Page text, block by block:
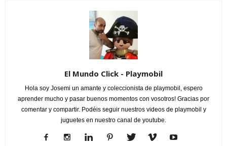
El Mundo Click - Playmobil
Hola soy Josemi un amante y coleccionista de playmobil, espero
aprender mucho y pasar buenos momentos con vosotros! Gracias por
comentar y compartir. Podéis seguir nuestros videos de playmobil y
juguetes en nuestro canal de youtube.